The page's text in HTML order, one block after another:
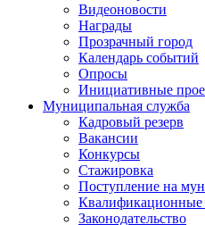
Видеоновости
Награды
Прозрачный город
Календарь событий
Опросы
Инициативные
Муниципальная служба
Кадровый резерв
Вакансии
Конкурсы
Стажировка
Поступление на
Квалификационные
Законодательство